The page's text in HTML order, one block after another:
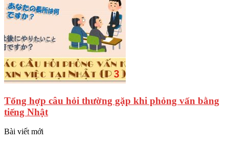
Tổng hợp câu hỏi thường gặp khi phỏng vấn bằng
tiếng Nhật
Bài viết mới